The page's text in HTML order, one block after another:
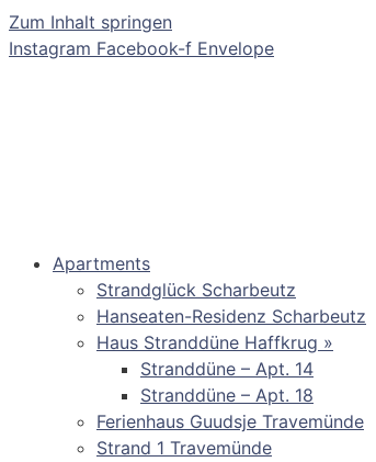
Zum Inhalt springen
Instagram Facebook-f Envelope
Apartments
Strandglück Scharbeutz
Hanseaten-Residenz Scharbeutz
Haus Stranddüne Haffkrug »
Stranddüne – Apt. 14
Stranddüne – Apt. 18
Ferienhaus Guudsje Travemünde
Strand 1 Travemünde